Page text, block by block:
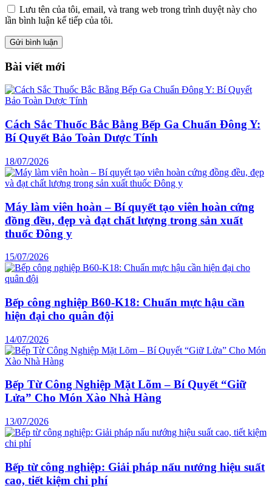
Lưu tên của tôi, email, và trang web trong trình duyệt này cho
lần bình luận kế tiếp của tôi.
Bài viết mới
Cách Sắc Thuốc Bắc Bằng Bếp Ga Chuẩn Đông Y:
Bí Quyết Bảo Toàn Dược Tính
18/07/2026
Máy làm viên hoàn – Bí quyết tạo viên hoàn cứng
đồng đều, đẹp và đạt chất lượng trong sản xuất
thuốc Đông y
15/07/2026
Bếp công nghiệp B60-K18: Chuẩn mực hậu cần
hiện đại cho quân đội
14/07/2026
Bếp Từ Công Nghiệp Mặt Lõm – Bí Quyết “Giữ
Lửa” Cho Món Xào Nhà Hàng
13/07/2026
Bếp từ công nghiệp: Giải pháp nấu nướng hiệu suất
cao, tiết kiệm chi phí